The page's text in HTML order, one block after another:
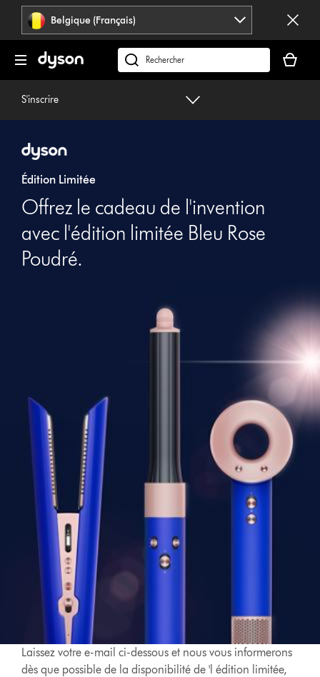
Sauter
pages
Belgique (Français)
Rechercher
des
panier
est
S'inscrire
Édition Limitée
Offrez le cadeau de l'invention
avec l'édition limitée Bleu Rose
Poudré.
Laissez votre e-mail ci-dessous et nous vous informerons
dès que possible de la disponibilité de 'l édition limitée,